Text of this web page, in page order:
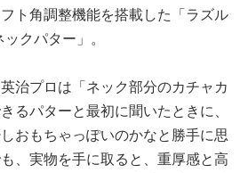
ト角調整機能を搭載した「ラズル
クパター」。
治プロは「ネック部分のカチャカ
るパターと最初に聞いたときに、
おもちゃっぽいのかなと勝手に思
、実物を手に取ると、重厚感と高